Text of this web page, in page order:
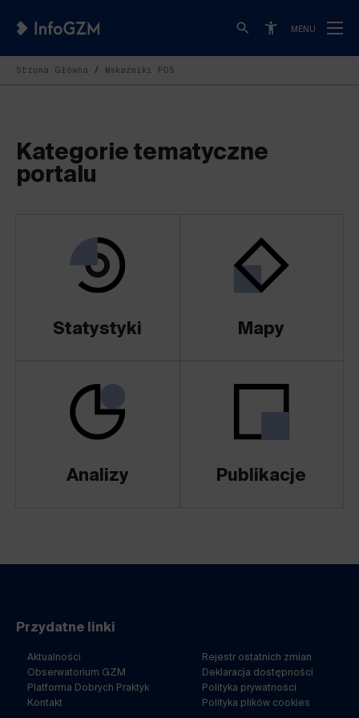
MENU
Strona Główna Wskaźniki PDS
Kategorie tematyczne
portalu
Statystyki Mapy
Analizy Publikacje
Przydatne linki
Aktualności
Obserwatorium GZM
Platforma Dobrych Praktyk
Kontakt
Rejestr ostatnich zmian
Deklaracja dostępności
Polityka prywatności
Polityka plików cookies